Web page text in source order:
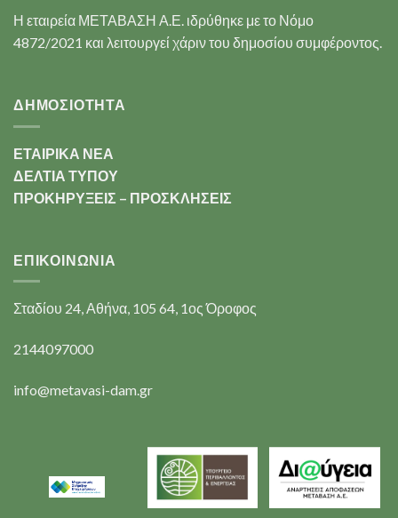
Η εταιρεία ΜΕΤΑΒΑΣΗ Α.Ε. ιδρύθηκε με το Νόμο
4872/2021 και λειτουργεί χάριν του δημοσίου συμφέροντος.
ΔΗΜΟΣΙΟΤΗΤΑ
ΕΤΑΙΡΙΚΑ ΝΕΑ
ΔΕΛΤΙΑ ΤΥΠΟΥ
ΠΡΟΚΗΡΥΞΕΙΣ – ΠΡΟΣΚΛΗΣΕΙΣ
ΕΠΙΚΟΙΝΩΝΊΑ
Σταδίου 24, Αθήνα, 105 64, 1ος Όροφος
2144097000
info@metavasi-dam.gr